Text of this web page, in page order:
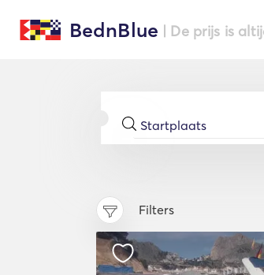
BednBlue | De prijs is
Filters